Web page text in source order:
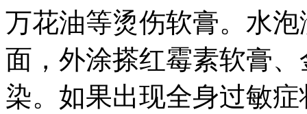
万花油等烫伤软膏。水
面，外涂搽红霉素软膏
染。如果出现全身过敏